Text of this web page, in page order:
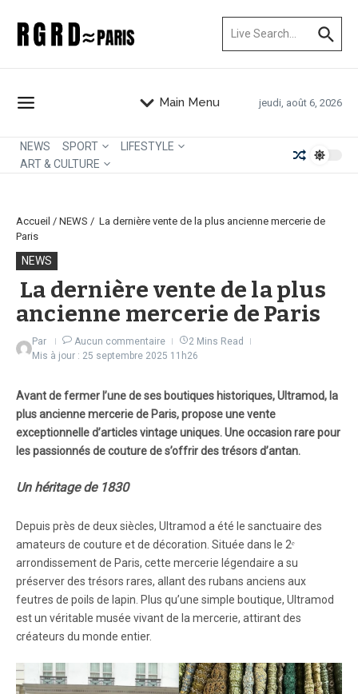
Main Menu jeudi, août 6, 2026
NEWS SPORT
LIFESTYLE
ART & CULTURE
Accueil / NEWS / La dernière vente de la plus ancienne mercerie de
Paris
NEWS
La dernière vente de la plus
ancienne mercerie de Paris
Par Aucun commentaire
2 Mins Read
Mis à jour : 25 septembre 2025 11h26
Avant de fermer l’une de ses boutiques historiques, Ultramod, la
plus ancienne mercerie de Paris, propose une vente
exceptionnelle d’articles vintage uniques. Une occasion rare pour
les passionnés de couture de s’offrir des trésors d’antan.
Un héritage de 1830
Depuis près de deux siècles, Ultramod a été le sanctuaire des
amateurs de couture et de décoration. Située dans le 2ᵉ
arrondissement de Paris, cette mercerie légendaire a su
préserver des trésors rares, allant des rubans anciens aux
feutres de poils de lapin. Plus qu’une simple boutique, Ultramod
est un véritable musée vivant de la mercerie, attirant des
créateurs du monde entier.